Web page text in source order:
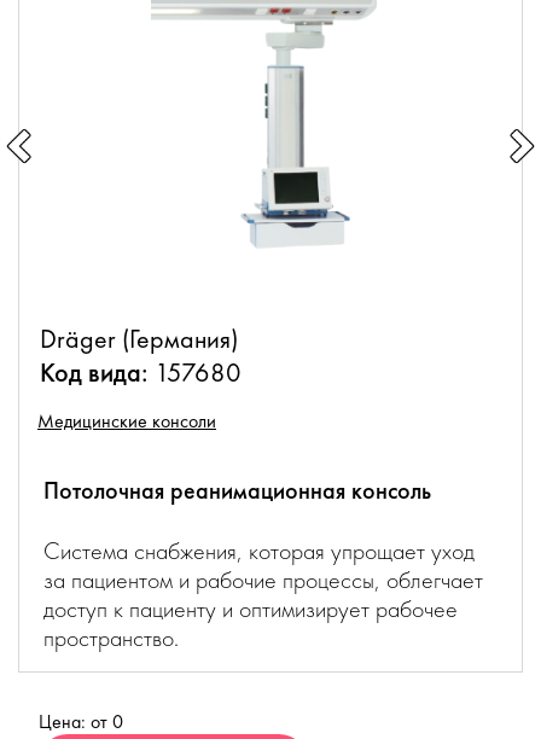
Dräger (Германия)
Код вида: 157680
Медицинские консоли
Потолочная реанимационная консоль
Система снабжения, которая упрощает уход
за пациентом и рабочие процессы, облегчает
доступ к пациенту и оптимизирует рабочее
пространство.
Цена: от 0